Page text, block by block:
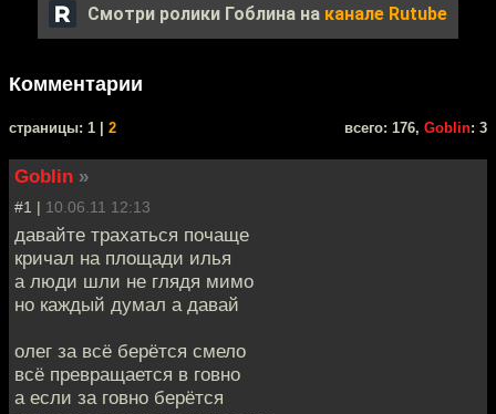
Смотри ролики Гоблина на канале Rutube
Комментарии
cтраницы: 1 | 2 всего: 176, Goblin: 3
Goblin »
#1 | 10.06.11 12:13
давайте трахаться почаще
кричал на площади илья
а люди шли не глядя мимо
но каждый думал а давай
олег за всё берётся смело
всё превращается в говно
а если за говно берётся